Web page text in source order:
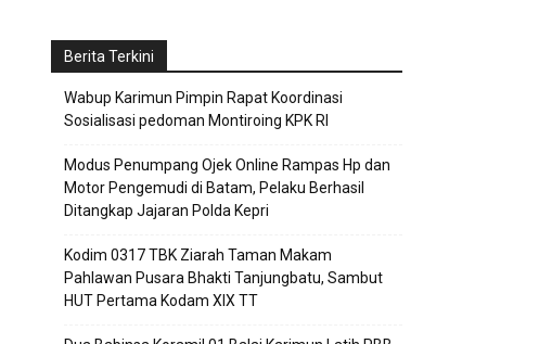
Berita Terkini
Wabup Karimun Pimpin Rapat Koordinasi
Sosialisasi pedoman Montiroing KPK RI
Modus Penumpang Ojek Online Rampas Hp dan
Motor Pengemudi di Batam, Pelaku Berhasil
Ditangkap Jajaran Polda Kepri
Kodim 0317 TBK Ziarah Taman Makam
Pahlawan Pusara Bhakti Tanjungbatu, Sambut
HUT Pertama Kodam XIX TT